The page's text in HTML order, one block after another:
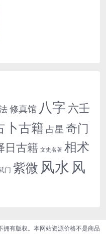
修真馆 八字 六壬
卜古籍 占星 奇门
日古籍 文史名著 相术
门 紫微 风水 风
有版权。本网站资源价格不是商品